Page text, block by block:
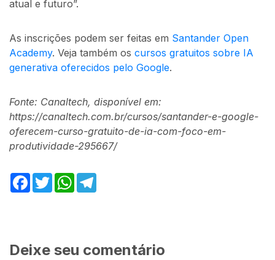
atual e futuro”.
As inscrições podem ser feitas em Santander Open
Academy. Veja também os cursos gratuitos sobre IA
generativa oferecidos pelo Google.
Fonte: Canaltech, disponível em:
https://canaltech.com.br/cursos/santander-e-google-
oferecem-curso-gratuito-de-ia-com-foco-em-
produtividade-295667/
Facebook
Twitter WhatsApp
Deixe seu comentário